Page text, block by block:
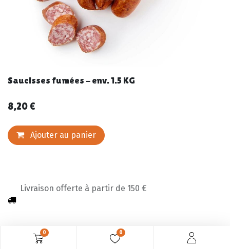
0 0
Saucisses fumées - env. 1.5 KG
8,20 €
Ajouter au panier
Livraison offerte à partir de 150 €